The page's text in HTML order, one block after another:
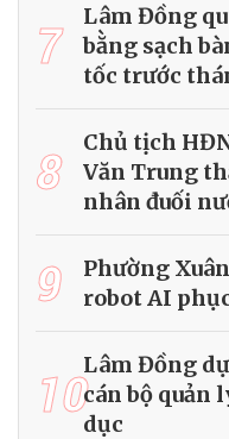
7
Lâm Đồng
bằng sạch
tốc trước
8
Chủ tịch
Văn Trung
nhân đuối
9
Phường
robot AI
10Lâm Đồng
cán bộ quản
dục